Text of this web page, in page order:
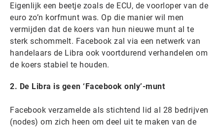
Eigenlijk een beetje zoals de ECU, de voorloper van de
euro zo’n korfmunt was. Op die manier wil men
vermijden dat de koers van hun nieuwe munt al te
sterk schommelt. Facebook zal via een netwerk van
handelaars de Libra ook voortdurend verhandelen om
de koers stabiel te houden.
2. De Libra is geen ‘Facebook only’-munt
Facebook verzamelde als stichtend lid al 28 bedrijven
(nodes) om zich heen om deel uit te maken van de